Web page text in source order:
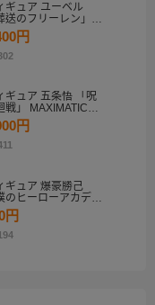
ギュア ユーベル
送のフリーレン」
ユーベル”
円
ギュア 五条悟 「呪
戦」 MAXIMATIC
GOJO
円
ギュア 爆豪勝己
のヒーローアカデミ
THE AMAZING
PLUS-
BAKUGO II
円